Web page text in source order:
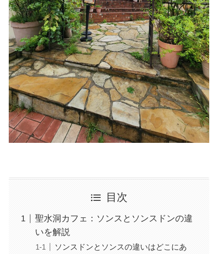
目次
聖水洞カフェ：ソンスとソンスドンの違
いを解説
ソンスドンとソンスの違いはどこにあ